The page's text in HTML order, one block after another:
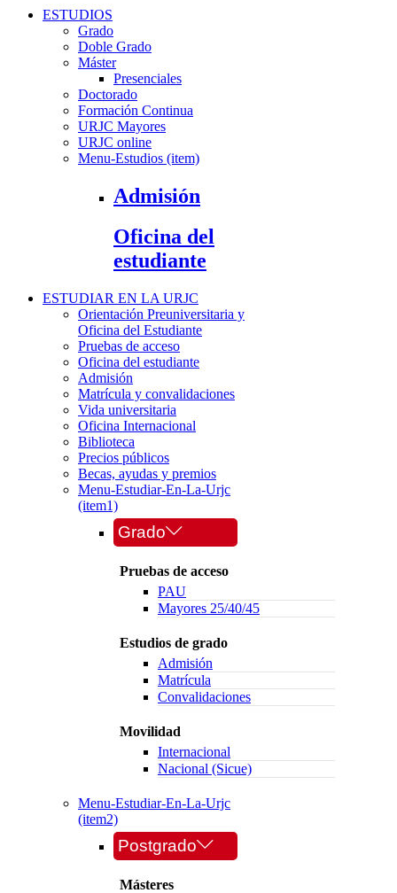
ESTUDIOS
Grado
Doble Grado
Máster
Presenciales
Doctorado
Formación Continua
URJC Mayores
URJC online
Menu-Estudios (item)
Admisión
Oficina del
estudiante
ESTUDIAR EN LA URJC
Orientación Preuniversitaria y
Oficina del Estudiante
Pruebas de acceso
Oficina del estudiante
Admisión
Matrícula y convalidaciones
Vida universitaria
Oficina Internacional
Biblioteca
Precios públicos
Becas, ayudas y premios
Menu-Estudiar-En-La-Urjc
(item1)
Grado
Pruebas de acceso
PAU
Mayores 25/40/45
Estudios de grado
Admisión
Matrícula
Convalidaciones
Movilidad
Internacional
Nacional (Sicue)
Menu-Estudiar-En-La-Urjc
(item2)
Postgrado
Másteres